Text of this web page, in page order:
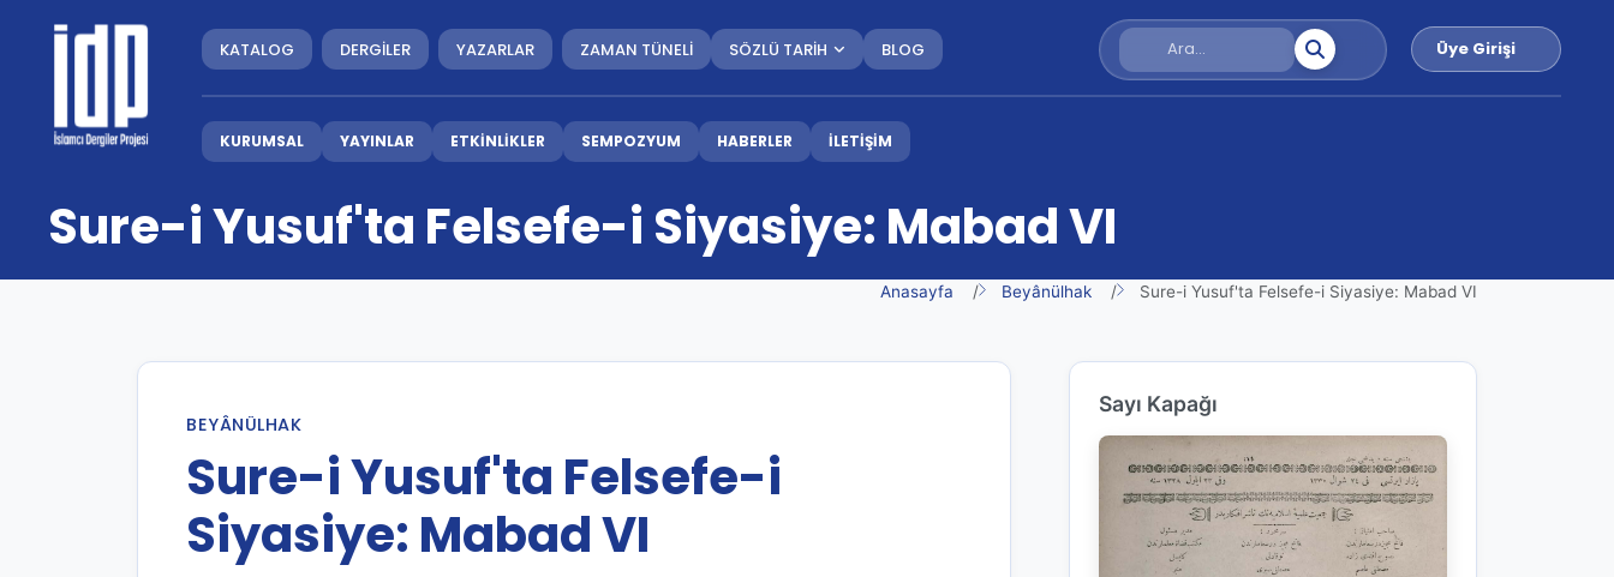
KATALOG DERGİLER YAZARLAR ZAMAN TÜNELİ SÖZLÜ TARİH BLOG Üye Girişi
KURUMSAL YAYINLAR ETKİNLİKLER SEMPOZYUM HABERLER İLETİŞİM
Sure-i Yusuf'ta Felsefe-i Siyasiye: Mabad VI
Anasayfa Beyânülhak Sure-i Yusuf'ta Felsefe-i Siyasiye: Mabad VI
BEYÂNÜLHAK
Sure-i Yusuf'ta Felsefe-i
Siyasiye: Mabad VI
Sayı Kapağı